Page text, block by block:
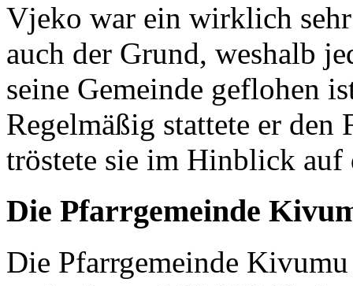
Vjeko war ein wirklich
auch der Grund, weshalb
seine Gemeinde geflohen
Regelmäßig stattete er
tröstete sie im Hinblick
Die Pfarrgemeinde
Die Pfarrgemeinde